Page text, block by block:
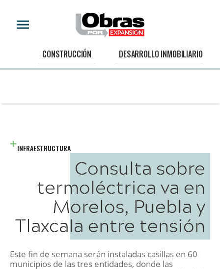
CONSTRUCCIÓN DESARROLLO INMOBILIARIO
INFRAESTRUCTURA
Consulta sobre
termoléctrica va en
Morelos, Puebla y
Tlaxcala entre tensión
Este fin de semana serán instaladas casillas en 60
municipios de las tres entidades, donde las